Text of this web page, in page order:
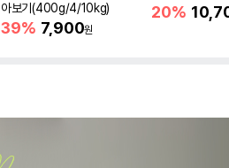
아보기(400g/4/10kg)
39% 7,900원
20%